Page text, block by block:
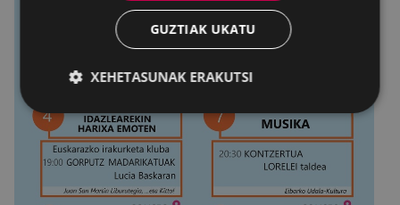
GUZTIAK UKATU
XEHETASUNAK ERAKUTSI